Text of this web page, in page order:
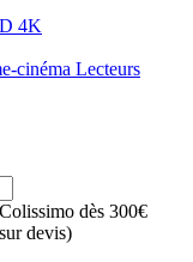
4K
cinéma Lecteurs
dès 300€
devis)